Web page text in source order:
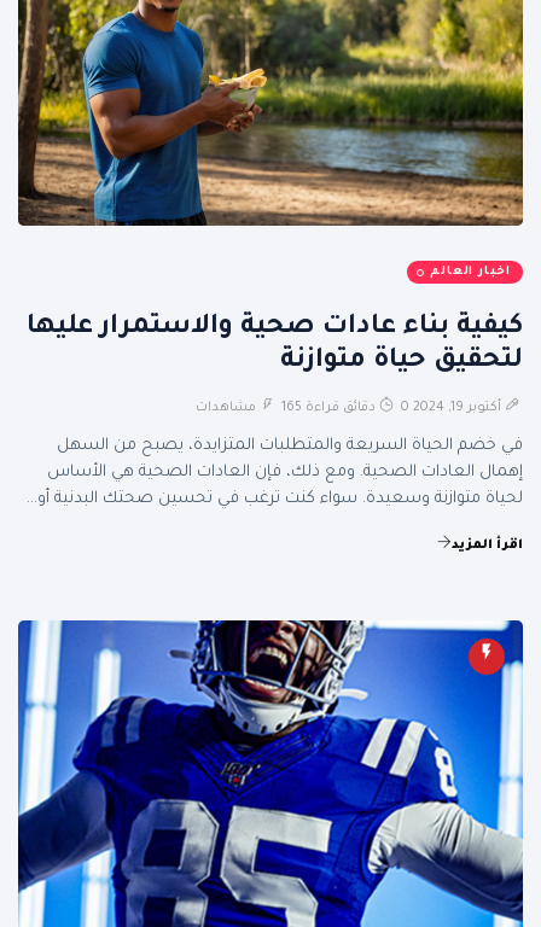
اخبار العالم
كيفية بناء عادات صحية والاستمرار عليها
لتحقيق حياة متوازنة
أكتوبر 19, 2024 0 دقائق قراءة 165 مشاهدات
في خضم الحياة السريعة والمتطلبات المتزايدة، يصبح من السهل
إهمال العادات الصحية. ومع ذلك، فإن العادات الصحية هي الأساس
لحياة متوازنة وسعيدة. سواء كنت ترغب في تحسين صحتك البدنية أو...
اقرأ المزيد